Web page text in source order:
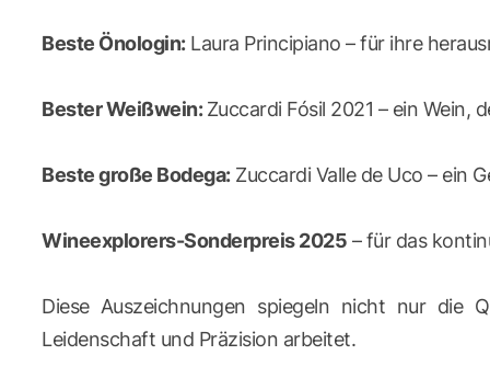
Beste Önologin:Laura Principiano – für ihre
Bester Weißwein:Zuccardi Fósil 2021 – ein Wein,
Beste große Bodega:Zuccardi Valle de Uco – ein
Wineexplorers-Sonderpreis 2025 – für das
Diese Auszeichnungen spiegeln nicht nur die
Leidenschaft und Präzision arbeitet.